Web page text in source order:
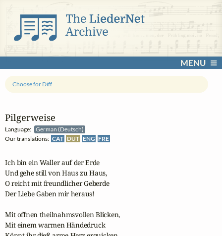
MENU
Pilgerweise
Language:
German (Deutsch)
Our translations: CAT DUT ENG FRE
Choose for Diff
Ich bin ein Waller auf der Erde
Und gehe still von Haus zu Haus,
O reicht mit freundlicher Geberde
Der Liebe Gaben mir heraus!
Mit offnen theilnahmsvollen Blicken,
Mit einem warmen Händedruck